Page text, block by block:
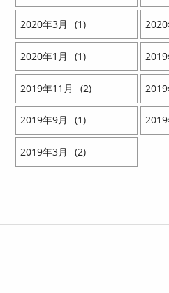
2020 3 1 2020
2020 1 1 2019
2019 11 2 2019
2019 9 1 2019
2019 3 2